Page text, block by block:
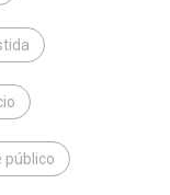
público